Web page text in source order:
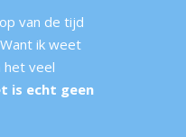
van de tijd
ik weet
het veel
is echt geen